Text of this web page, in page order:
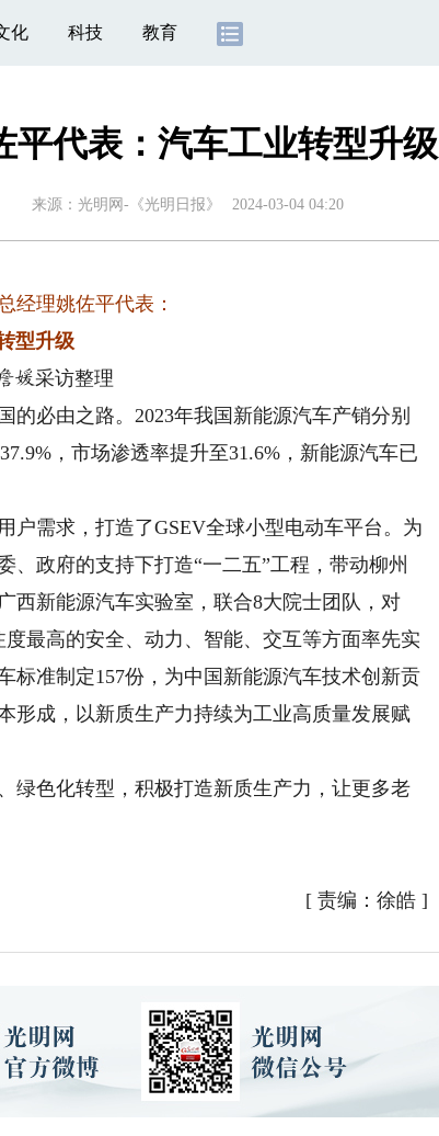
化 科技 教育
平代表：汽车工业转型升级
来源： 光明网-《光明日报》 2024-03-04 04:20
经理姚佐平代表：
型升级
媛采访整理
必由之路。2023年我国新能源汽车产销分别
，市场渗透率提升至31.6%，新能源汽车已
需求，打造了GSEV全球小型电动车平台。为
政府的支持下打造“一二五”工程，带动柳州
西新能源汽车实验室，联合8大院士团队，对
最高的安全、动力、智能、交互等方面率先实
标准制定157份，为中国新能源汽车技术创新贡
形成，以新质生产力持续为工业高质量发展赋
色化转型，积极打造新质生产力，让更多老
[ 责编：徐皓]